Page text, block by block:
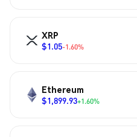
XRP
$1.05-1.60%
Ethereum
$1,899.93+1.60%